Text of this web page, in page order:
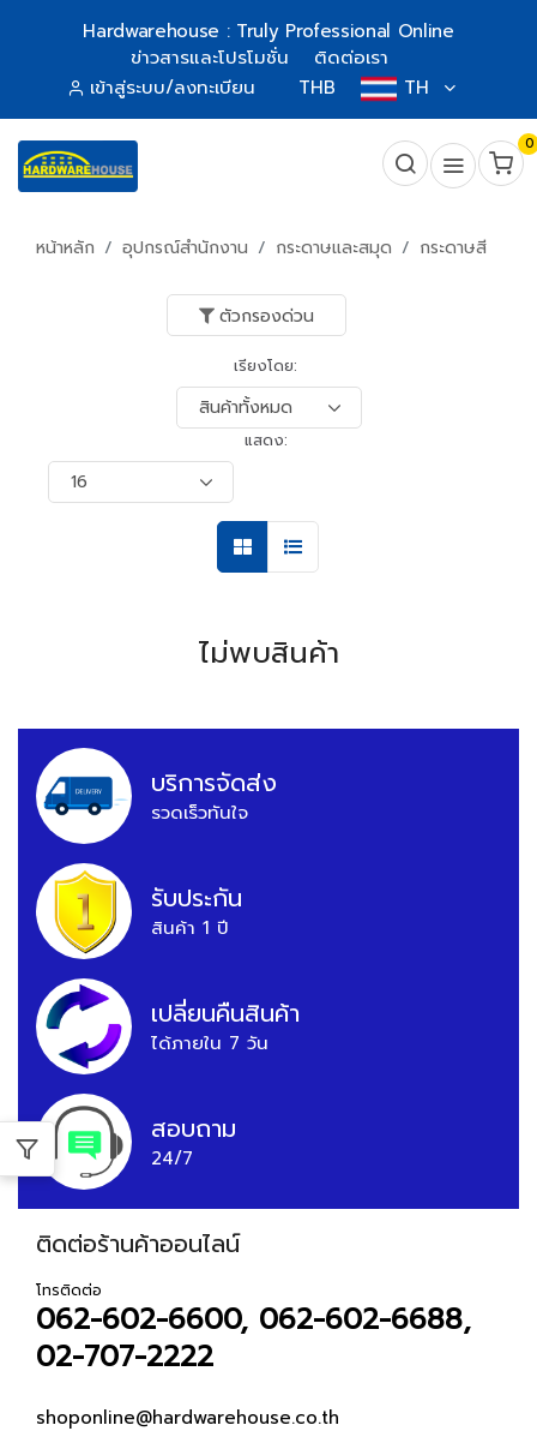
Hardwarehouse : Truly Professional Online
ข่าวสารและโปรโมชั่น
ติดต่อเรา
เข้าสู่ระบบ/ลงทะเบียน
THB TH
0
หน้าหลัก อุปกรณ์สำนักงาน กระดาษและสมุด กระดาษสี
ตัวกรองด่วน
เรียงโดย:
แสดง:
ไม่พบสินค้า
บริการจัดส่ง
รวดเร็วทันใจ
รับประกัน
สินค้า 1 ปี
เปลี่ยนคืนสินค้า
ได้ภายใน 7 วัน
สอบถาม
24/7
ติดต่อร้านค้าออนไลน์
โทรติดต่อ
062-602-6600, 062-602-6688,
02-707-2222
shoponline@hardwarehouse.co.th